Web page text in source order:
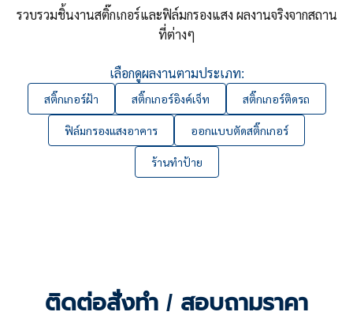
รวบรวมชิ้นงานสติ๊กเกอร์และฟิล์มกรองแสง ผลงานจริงจากสถาน
ที่ต่างๆ
เลือกดูผลงานตามประเภท:
สติ๊กเกอร์ฝ้า สติ๊กเกอร์อิงค์เจ็ท สติ๊กเกอร์ติดรถ
ฟิล์มกรองแสงอาคาร ออกแบบตัดสติ๊กเกอร์
ร้านทำป้าย
ติดต่อสั่งทำ / สอบถามราคา